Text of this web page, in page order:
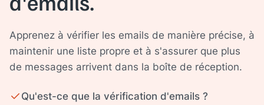
Apprenez à vérifier les emails de manière précise, à
maintenir une liste propre et à s'assurer que plus
de messages arrivent dans la boîte de réception.
Qu'est-ce que la vérification d'emails ?